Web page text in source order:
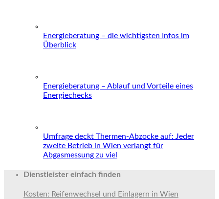
Energieberatung – die wichtigsten Infos im
Überblick
Energieberatung – Ablauf und Vorteile eines
Energiechecks
Umfrage deckt Thermen-Abzocke auf: Jeder
zweite Betrieb in Wien verlangt für
Abgasmessung zu viel
Dienstleister einfach finden
Kosten: Reifenwechsel und Einlagern in Wien